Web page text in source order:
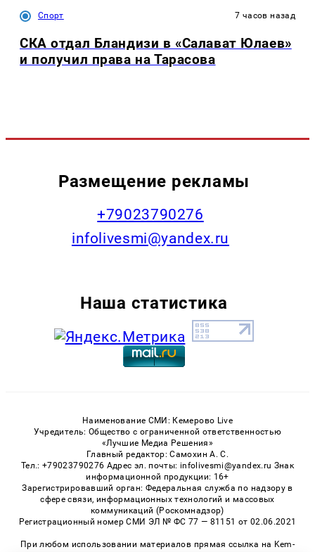
Спорт 7 часов назад
СКА отдал Бландизи в «Салават Юлаев»
и получил права на Тарасова
Размещение рекламы
+79023790276
infolivesmi@yandex.ru
Наша статистика
Наименование СМИ: Кемерово Live
Учредитель: Общество с ограниченной ответственностью
«Лучшие Медиа Решения»
Главный редактор: Самохин А. С.
Тел.: +79023790276 Адрес эл. почты: infolivesmi@yandex.ru Знак
информационной продукции: 16+
Зарегистрировавший орган: Федеральная служба по надзору в
сфере связи, информационных технологий и массовых
коммуникаций (Роскомнадзор)
Регистрационный номер СМИ ЭЛ № ФС 77 — 81151 от 02.06.2021
При любом использовании материалов прямая ссылка на Kem-